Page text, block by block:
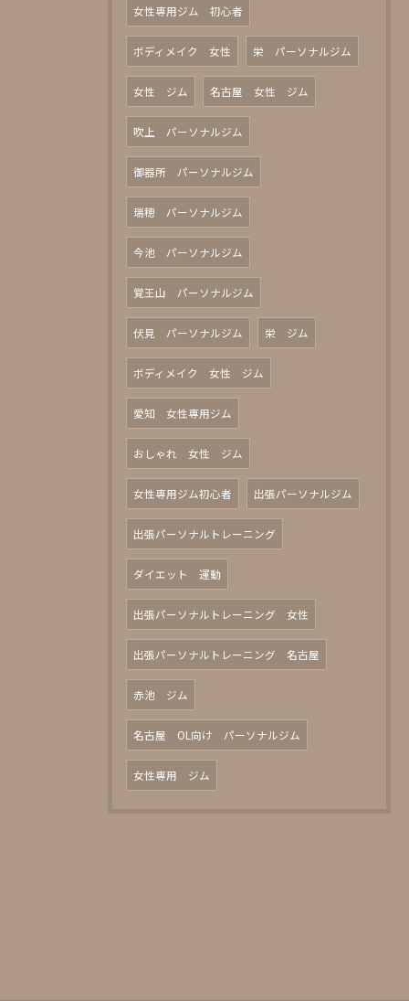
女性専用ジム 初心者
ボディメイク 女性 栄 パーソナルジム
女性 ジム 名古屋 女性 ジム
吹上 パーソナルジム
御器所 パーソナルジム
瑞穂 パーソナルジム
今池 パーソナルジム
覚王山 パーソナルジム
伏見 パーソナルジム 栄 ジム
ボディメイク 女性 ジム
愛知 女性専用ジム
おしゃれ 女性 ジム
女性専用ジム初心者 出張パーソナルジム
出張パーソナルトレーニング
ダイエット 運動
出張パーソナルトレーニング 女性
出張パーソナルトレーニング 名古屋
赤池 ジム
名古屋 OL向け パーソナルジム
女性専用 ジム